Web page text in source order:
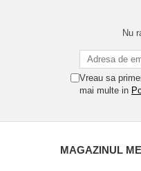
Nu
Vreau sa
mai multe in
MAGAZINUL